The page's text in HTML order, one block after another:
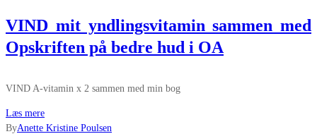
VIND mit yndlingsvitamin sammen med
Opskriften på bedre hud i OA
VIND A-vitamin x 2 sammen med min bog
Læs mere
ByAnette Kristine Poulsen